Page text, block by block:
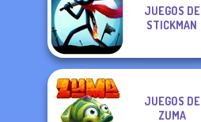
JUEGOS DE
STICKMAN
JUEGOS DE
ZUMA